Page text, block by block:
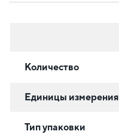
Количество
Единицы измерения
Тип упаковки